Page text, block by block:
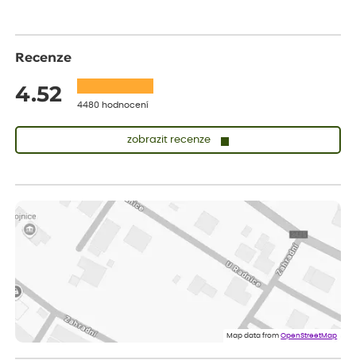
Recenze
4.52 4480 hodnocení
zobrazit recenze
Doporučuji. Naprostá spokojenost.
Marcela
ověřený nákup dnes
Jsem spokojená a budu vás doporučovat.
Vratislav
Spokojenost rostlina dorazila vpořádku
Map data fromOpenStreetMap